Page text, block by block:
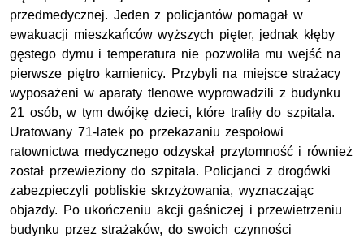
przedmedycznej. Jeden z policjantów pomagał w
ewakuacji mieszkańców wyższych pięter, jednak kłęby
gęstego dymu i temperatura nie pozwoliła mu wejść na
pierwsze piętro kamienicy. Przybyli na miejsce strażacy
wyposażeni w aparaty tlenowe wyprowadzili z budynku
21 osób, w tym dwójkę dzieci, które trafiły do szpitala.
Uratowany 71-latek po przekazaniu zespołowi
ratownictwa medycznego odzyskał przytomność i również
został przewieziony do szpitala. Policjanci z drogówki
zabezpieczyli pobliskie skrzyżowania, wyznaczając
objazdy. Po ukończeniu akcji gaśniczej i przewietrzeniu
budynku przez strażaków, do swoich czynności